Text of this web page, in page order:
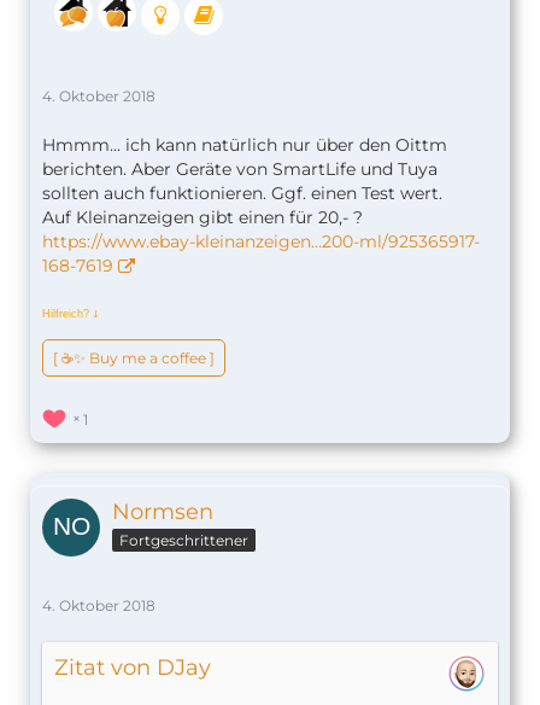
4. Oktober 2018
Hmmm... ich kann natürlich nur über den Oittm
berichten. Aber Geräte von SmartLife und Tuya
sollten auch funktionieren. Ggf. einen Test wert.
Auf Kleinanzeigen gibt einen für 20,- ?
https://www.ebay-kleinanzeigen…200-ml/925365917-
168-7619
Hilfreich? ↆ
[ ☕️✨ Buy me a coffee ]
1
Normsen
Fortgeschrittener
4. Oktober 2018
Zitat von DJay